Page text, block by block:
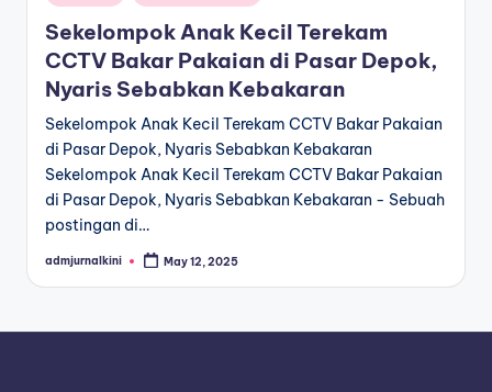
n
in
Sekelompok Anak Kecil Terekam
CCTV Bakar Pakaian di Pasar Depok,
Nyaris Sebabkan Kebakaran
Sekelompok Anak Kecil Terekam CCTV Bakar Pakaian
di Pasar Depok, Nyaris Sebabkan Kebakaran
Sekelompok Anak Kecil Terekam CCTV Bakar Pakaian
di Pasar Depok, Nyaris Sebabkan Kebakaran - Sebuah
postingan di…
Posted
admjurnalkini May 12, 2025